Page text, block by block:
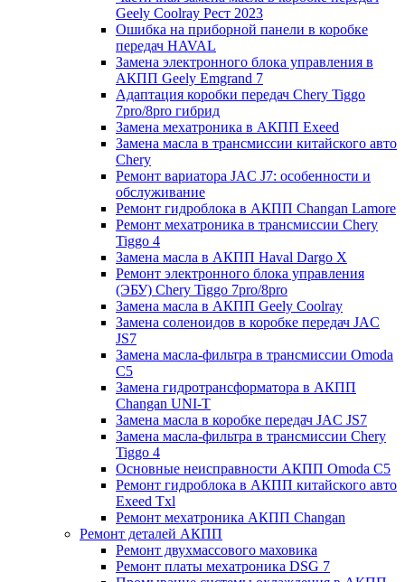
Geely Coolray Pест 2023
Ошибка на приборной панели в коробке
передач HAVAL
Замена электронного блока управления в
АКПП Geely Emgrand 7
Адаптация коробки передач Chery Tiggo
7pro/8pro гибрид
Замена мехатроника в АКПП Exeed
Замена масла в трансмиссии китайского авто
Chery
Ремонт вариатора JAC J7: особенности и
обслуживание
Ремонт гидроблока в АКПП Changan Lamore
Ремонт мехатроника в трансмиссии Chery
Tiggo 4
Замена масла в АКПП Haval Dargo X
Ремонт электронного блока управления
(ЭБУ) Chery Tiggo 7pro/8pro
Замена масла в АКПП Geely Coolray
Замена соленоидов в коробке передач JAC
JS7
Замена масла-фильтра в трансмиссии Omoda
C5
Замена гидротрансформатора в АКПП
Changan UNI-T
Замена масла в коробке передач JAC JS7
Замена масла-фильтра в трансмиссии Chery
Tiggo 4
Основные неисправности АКПП Omoda C5
Ремонт гидроблока в АКПП китайского авто
Exeed Txl
Ремонт мехатроника АКПП Changan
Ремонт деталей АКПП
Ремонт двухмассового маховика
Ремонт платы мехатроника DSG 7